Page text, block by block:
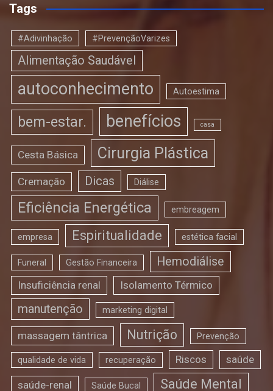
Tags
#Adivinhação #PrevençãoVarizes
Alimentação Saudável
autoconhecimento Autoestima
bem-estar. benefícios casa
Cesta Básica Cirurgia Plástica
Cremação Dicas Diálise
Eficiência Energética embreagem
empresa Espiritualidade estética facial
Funeral Gestão Financeira Hemodiálise
Insuficiência renal Isolamento Térmico
manutenção marketing digital
massagem tântrica Nutrição Prevenção
qualidade de vida recuperação Riscos saúde
saúde-renal Saúde Bucal Saúde Mental